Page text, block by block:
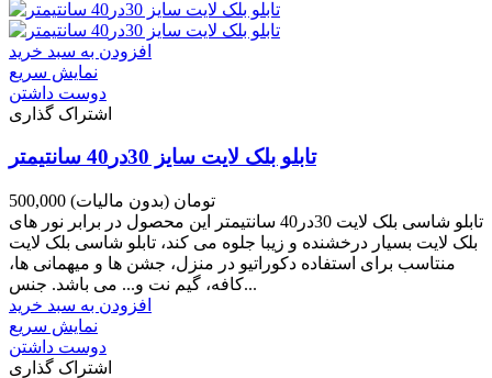
افزودن به سبد خرید
نمایش سریع
دوست داشتن
اشتراک گذاری
تابلو بلک لایت سایز 30در40 سانتیمتر
500,000 تومان (بدون مالیات)
تابلو شاسی بلک لایت 30در40 سانتیمتر این محصول در برابر نور های
بلک لایت بسیار درخشنده و زیبا جلوه می کند، تابلو شاسی بلک لایت
منتاسب برای استفاده دکوراتیو در منزل، جشن ها و میهمانی ها،
کافه، گیم نت و... می باشد. جنس...
افزودن به سبد خرید
نمایش سریع
دوست داشتن
اشتراک گذاری